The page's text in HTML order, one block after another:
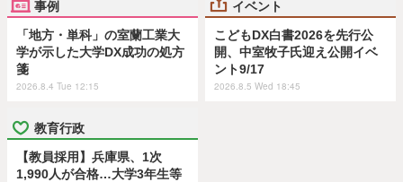
事例
「地方・単科」の室蘭工業大
学が示した大学DX成功の処方
箋
2026.8.4 Tue 12:15
イベント
こどもDX白書2026を先行公
開、中室牧子氏迎え公開イベ
ント9/17
2026.8.5 Wed 18:45
教育行政
【教員採用】兵庫県、1次
1,990人が合格…大学3年生等